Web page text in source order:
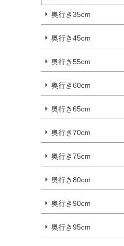
奥行き35cm
奥行き45cm
奥行き55cm
奥行き60cm
奥行き65cm
奥行き70cm
奥行き75cm
奥行き80cm
奥行き90cm
奥行き95cm